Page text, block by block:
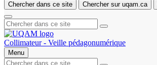
Chercher dans ce site Chercher sur uqam.ca
Collimateur - Veille pédagonumérique
Menu